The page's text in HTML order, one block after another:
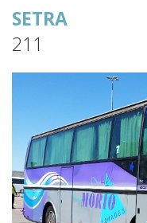
SETRA
211